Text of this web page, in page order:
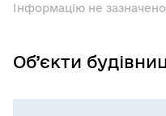
Інформацію не зазначено
Об’єкти